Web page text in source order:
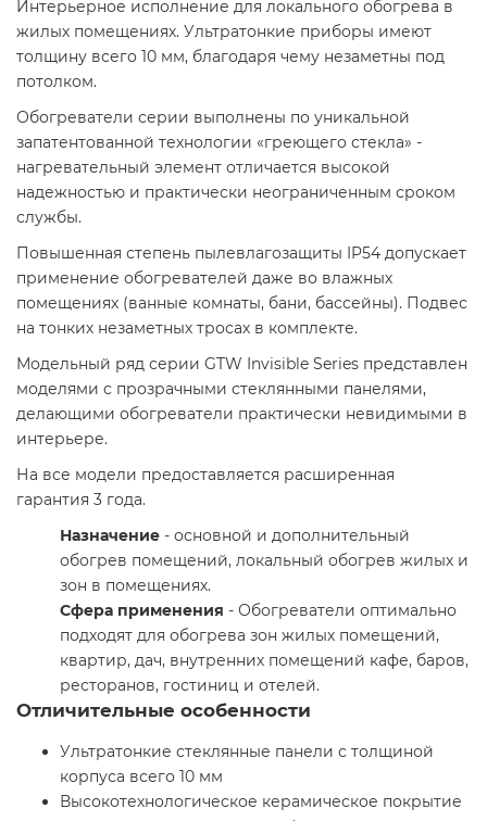
Интерьерное исполнение для локального обогрева в
жилых помещениях. Ультратонкие приборы имеют
толщину всего 10 мм, благодаря чему незаметны под
потолком.
Обогреватели серии выполнены по уникальной
запатентованной технологии «греющего стекла» -
нагревательный элемент отличается высокой
надежностью и практически неограниченным сроком
службы.
Повышенная степень пылевлагозащиты IP54 допускает
применение обогревателей даже во влажных
помещениях (ванные комнаты, бани, бассейны). Подвес
на тонких незаметных тросах в комплекте.
Модельный ряд серии GTW Invisible Series представлен
моделями с прозрачными стеклянными панелями,
делающими обогреватели практически невидимыми в
интерьере.
На все модели предоставляется расширенная
гарантия 3 года.
Назначение - основной и дополнительный
обогрев помещений, локальный обогрев жилых и
зон в помещениях.
Сфера применения - Обогреватели оптимально
подходят для обогрева зон жилых помещений,
квартир, дач, внутренних помещений кафе, баров,
ресторанов, гостиниц и отелей.
Отличительные особенности
Ультратонкие стеклянные панели с толщиной
корпуса всего 10 мм
Высокотехнологическое керамическое покрытие